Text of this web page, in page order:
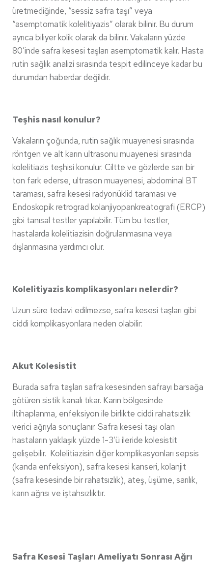
üretmediğinde, “sessiz safra taşı” veya
“asemptomatik kolelitiyazis” olarak bilinir. Bu durum
ayrıca biliyer kolik olarak da bilinir. Vakaların yüzde
80’inde safra kesesi taşları asemptomatik kalır. Hasta
rutin sağlık analizi sırasında tespit edilinceye kadar bu
durumdan haberdar değildir.
Teşhis nasıl konulur?
Vakaların çoğunda, rutin sağlık muayenesi sırasında
röntgen ve alt karın ultrasonu muayenesi sırasında
kolelitiazis teşhisi konulur. Ciltte ve gözlerde sarı bir
ton fark ederse, ultrason muayenesi, abdominal BT
taraması, safra kesesi radyonüklid taraması ve
Endoskopik retrograd kolanjiyopankreatografi (ERCP)
gibi tanısal testler yapılabilir. Tüm bu testler,
hastalarda kolelitiazisin doğrulanmasına veya
dışlanmasına yardımcı olur.
Kolelitiyazis komplikasyonları nelerdir?
Uzun süre tedavi edilmezse, safra kesesi taşları gibi
ciddi komplikasyonlara neden olabilir:
Akut Kolesistit
Burada safra taşları safra kesesinden safrayı barsağa
götüren sistik kanalı tıkar. Karın bölgesinde
iltihaplanma, enfeksiyon ile birlikte ciddi rahatsızlık
verici ağrıyla sonuçlanır. Safra kesesi taşı olan
hastaların yaklaşık yüzde 1-3’ü ileride kolesistit
gelişebilir. Kolelitiazisin diğer komplikasyonları sepsis
(kanda enfeksiyon), safra kesesi kanseri, kolanjit
(safra kesesinde bir rahatsızlık), ateş, üşüme, sarılık,
karın ağrısı ve iştahsızlıktır.
Safra Kesesi Taşları Ameliyatı Sonrası Ağrı